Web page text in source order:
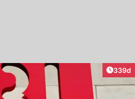
339d